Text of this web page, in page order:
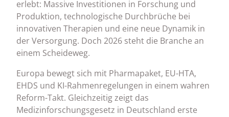
erlebt: Massive Investitionen in Forschung und
Produktion, technologische Durchbrüche bei
innovativen Therapien und eine neue Dynamik in
der Versorgung. Doch 2026 steht die Branche an
einem Scheideweg.
Europa bewegt sich mit Pharmapaket, EU-HTA,
EHDS und KI-Rahmenregelungen in einem wahren
Reform-Takt. Gleichzeitig zeigt das
Medizinforschungsgesetz in Deutschland erste